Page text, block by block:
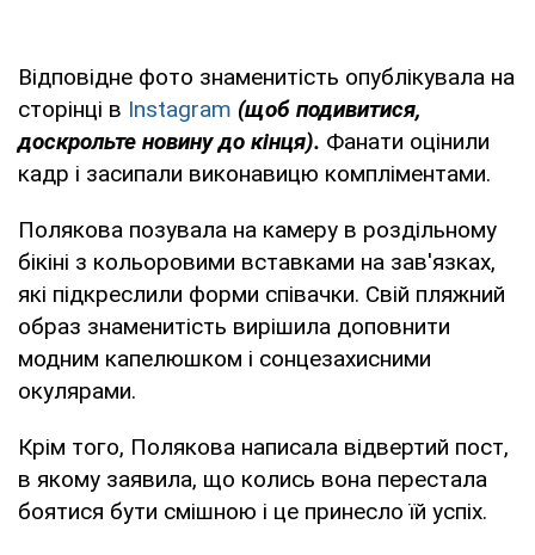
Відповідне фото знаменитість опублікувала на
сторінці в Instagram (щоб подивитися,
доскрольте новину до кінця). Фанати оцінили
кадр і засипали виконавицю компліментами.
Полякова позувала на камеру в роздільному
бікіні з кольоровими вставками на зав'язках,
які підкреслили форми співачки. Свій пляжний
образ знаменитість вирішила доповнити
модним капелюшком і сонцезахисними
окулярами.
Крім того, Полякова написала відвертий пост,
в якому заявила, що колись вона перестала
боятися бути смішною і це принесло їй успіх.